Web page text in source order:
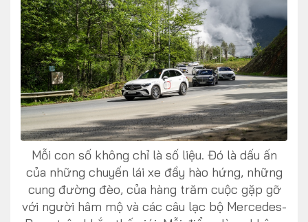
Mỗi con số không chỉ là số liệu. Đó là dấu ấn
của những chuyến lái xe đầy hào hứng, những
cung đường đèo, của hàng trăm cuộc gặp gỡ
với người hâm mộ và các câu lạc bộ Mercedes-